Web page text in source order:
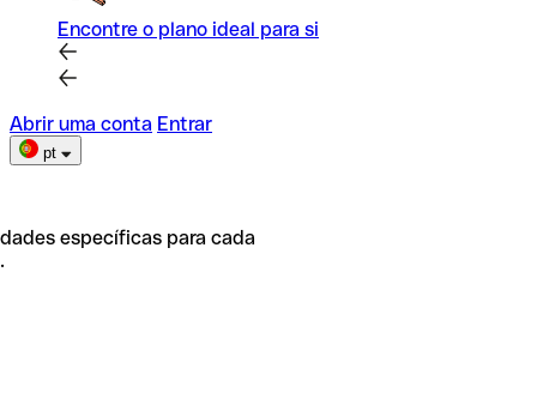
Encontre o plano ideal para si
Abrir uma conta Entrar
pt
específicas para cada